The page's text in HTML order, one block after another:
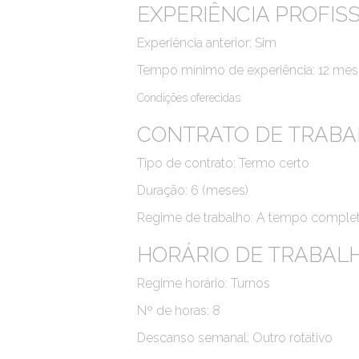
EXPERIÊNCIA
Experiência anterior: Sim
Tempo mínimo de experiência: 12
Condições oferecidas
CONTRATO DE
Tipo de contrato: Termo certo
Duração: 6 (meses)
Regime de trabalho: A tempo
HORÁRIO DE
Regime horário: Turnos
Nº de horas: 8
Descanso semanal: Outro rotativo